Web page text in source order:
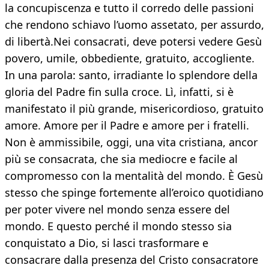
la concupiscenza e tutto il corredo delle passioni
che rendono schiavo l’uomo assetato, per assurdo,
di libertà.Nei consacrati, deve potersi vedere Gesù
povero, umile, obbediente, gratuito, accogliente.
In una parola: santo, irradiante lo splendore della
gloria del Padre fin sulla croce. Lì, infatti, si è
manifestato il più grande, misericordioso, gratuito
amore. Amore per il Padre e amore per i fratelli.
Non è ammissibile, oggi, una vita cristiana, ancor
più se consacrata, che sia mediocre e facile al
compromesso con la mentalità del mondo. È Gesù
stesso che spinge fortemente all’eroico quotidiano
per poter vivere nel mondo senza essere del
mondo. E questo perché il mondo stesso sia
conquistato a Dio, si lasci trasformare e
consacrare dalla presenza del Cristo consacratore